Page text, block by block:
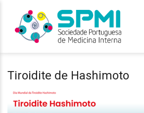
Tiroidite de Hashimoto